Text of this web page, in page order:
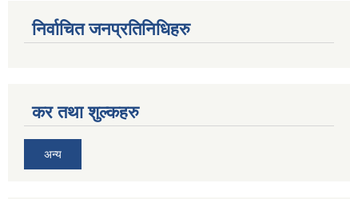
निर्वाचित जनप्रतिनिधिहरु
कर तथा शुल्कहरु
अन्य